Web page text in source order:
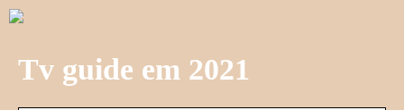
Tv guide em 2021